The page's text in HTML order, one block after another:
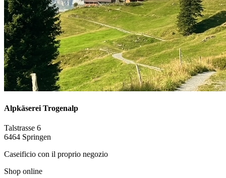
Alpkäserei Trogenalp
Talstrasse 6
6464 Springen
Caseificio con il proprio negozio
Shop online